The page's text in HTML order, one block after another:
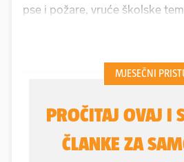
pse i požare, vruće školske
što je nastava već debelo
sveopće neorganiziranosti u
škole. I moramo se složiti s
reći, pa prilagodit će se, nije to
ionako je bilo previše praznika